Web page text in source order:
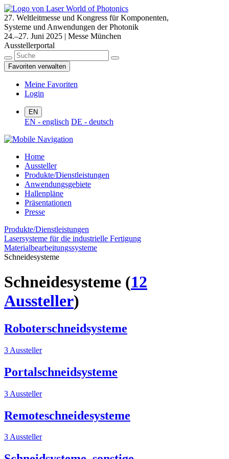
27. Weltleitmesse und Kongress für Komponenten,
Systeme und Anwendungen der Photonik
24.–27. Juni 2025 | Messe München
Ausstellerportal
Favoriten verwalten
Meine Favoriten
Login
EN
EN - englisch DE - deutsch
Home
Aussteller
Produkte/Dienstleistungen
Anwendungsgebiete
Hallenpläne
Präsentationen
Presse
Produkte/Dienstleistungen
Lasersysteme für die industrielle Fertigung
Materialbearbeitungssysteme
Schneidesysteme
Schneidesysteme (12
Aussteller)
Roboterschneidsysteme
3 Aussteller
Portalschneidsysteme
3 Aussteller
Remoteschneidesysteme
3 Aussteller